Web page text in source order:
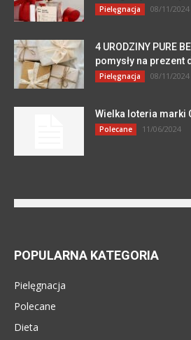
Pielęgnacja 08/11/2024
4 URODZINY PURE
pomysły na prezent
Pielęgnacja 08/11/2024
Wielka loteria marki
Polecane 11/06/2024
POPULARNA KATEGORIA
Pielęgnacja
Polecane
Dieta